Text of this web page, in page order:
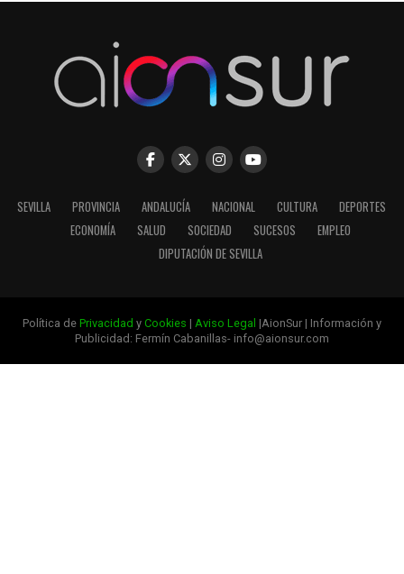
SEVILLA PROVINCIA ANDALUCÍA NACIONAL CULTURA
DEPORTES
ECONOMÍA
SALUD SOCIEDAD SUCESOS
EMPLEO
DIPUTACIÓN DE SEVILLA
Política de Privacidad y Cookies | Aviso Legal |AionSur | Información y
Publicidad: Fermín Cabanillas- info@aionsur.com